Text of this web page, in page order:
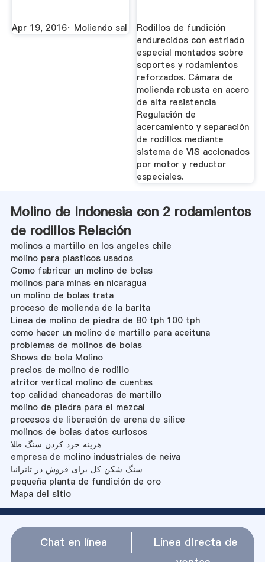
Apr 19, 2016· Moliendo sal
Rodillos de fundición
endurecidos con estriado
especial montados sobre
soportes y rodamientos
reforzados. Cámara de
molienda robusta en acero
de alta resistencia
Regulación de
acercamiento y separación
de rodillos mediante
sistema de VIS accionados
por motor y reductor
especiales.
Molino de Indonesia con 2 rodamientos
de rodillos Relación
molinos a martillo en los angeles chile
molino para plasticos usados
Como fabricar un molino de bolas
molinos para minas en nicaragua
un molino de bolas trata
proceso de molienda de la barita
Línea de molino de piedra de 80 tph 100 tph
como hacer un molino de martillo para aceituna
problemas de molinos de bolas
Shows de bola Molino
precios de molino de rodillo
atritor vertical molino de cuentas
top calidad chancadoras de martillo
molino de piedra para el mezcal
procesos de liberación de arena de sílice
molinos de bolas datos curiosos
هزینه خرد کردن سنگ طلا
empresa de molino industriales de neiva
سنگ شکن کل برای فروش در تانزانیا
pequeña planta de fundición de oro
Mapa del sitio
Chat en línea
Línea directa de